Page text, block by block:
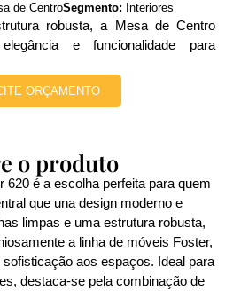
de CentroSegmento: Interiores
robusta, a Mesa de Centro
e funcionalidade para
ORÇAMENTO
o produto
620 é a escolha perfeita para quem
que una design moderno e
limpas e uma estrutura robusta,
a linha de móveis Foster,
aos espaços. Ideal para
destaca-se pela combinação de